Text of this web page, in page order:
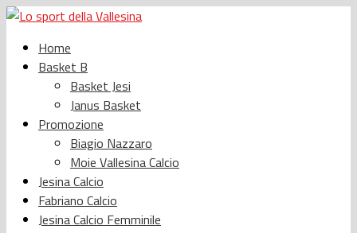
Home
Basket B
Basket Jesi
Janus Basket
Promozione
Biagio Nazzaro
Moie Vallesina Calcio
Jesina Calcio
Fabriano Calcio
Jesina Calcio Femminile